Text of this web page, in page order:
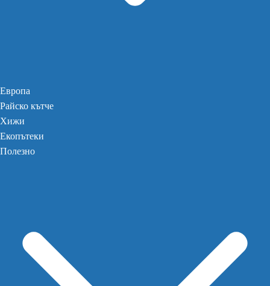
Европа
Райско кътче
Хижи
Екопътеки
Полезно